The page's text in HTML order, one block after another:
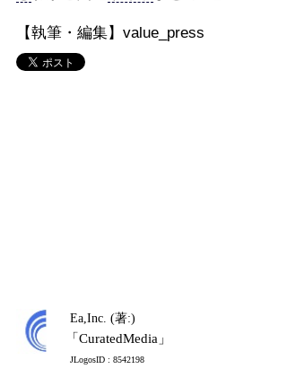
【執筆・編集】value_press
Ea,Inc. (著:)
「CuratedMedia」
JLogosID : 8542198